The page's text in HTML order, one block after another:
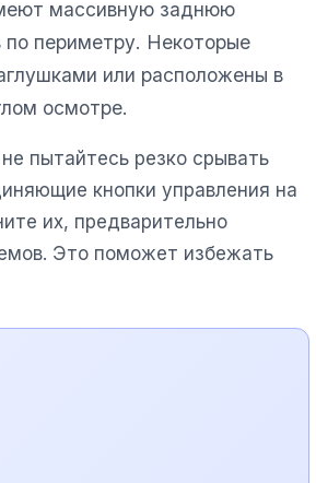
массивную заднюю
по периметру. Некоторые
или расположены в
осмотре.
пытайтесь резко срывать
кнопки управления на
их, предварительно
Это поможет избежать